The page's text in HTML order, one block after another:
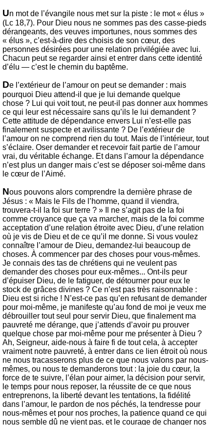
Un mot de l’évangile nous met sur la piste : le mot « élus »
(Lc 18,7). Pour Dieu nous ne sommes pas des casse-pieds
dérangeants, des veuves importunes, nous sommes des
« élus », c’est-à-dire des choisis de son cœur, des
personnes désirées pour une relation privilégiée avec lui.
Chacun peut se regarder ainsi et entrer dans cette identité
d’élu — c’est le chemin du baptême.
De l’extérieur de l’amour on peut se demander : mais
pourquoi Dieu attend-il que je lui demande quelque
chose ? Lui qui voit tout, ne peut-il pas donner aux hommes
ce qui leur est nécessaire sans qu’ils le lui demandent ?
Cette attitude de dépendance envers Lui n’est-elle pas
finalement suspecte et avilissante ? De l’extérieur de
l’amour on ne comprend rien du tout. Mais de l’intérieur, tout
s’éclaire. Oser demander et recevoir fait partie de l’amour
vrai, du véritable échange. Et dans l’amour la dépendance
n’est plus un danger mais c’est se déposer soi-même dans
le cœur de l’Aimé.
Nous pouvons alors comprendre la dernière phrase de
Jésus : « Mais le Fils de l’homme, quand il viendra,
trouvera-t-il la foi sur terre ? » Il ne s’agit pas de la foi
comme croyance que ça va marcher, mais de la foi comme
acceptation d’une relation étroite avec Dieu, d’une relation
où je vis de Dieu et de ce qu’il me donne. Si vous voulez
connaître l’amour de Dieu, demandez-lui beaucoup de
choses. À commencer par des choses pour vous-mêmes.
Je connais des tas de chrétiens qui ne veulent pas
demander des choses pour eux-mêmes... Ont-ils peur
d’épuiser Dieu, de le fatiguer, de détourner pour eux le
stock de grâces divines ? Ce n’est pas très raisonnable :
Dieu est si riche ! N’est-ce pas qu’en refusant de demander
pour moi-même, je manifeste qu’au fond de moi je veux me
débrouiller tout seul pour servir Dieu, que finalement ma
pauvreté me dérange, que j’attends d’avoir pu prouver
quelque chose par moi-même pour me présenter à Dieu ?
Ah, Seigneur, aide-nous à faire fi de tout cela, à accepter
vraiment notre pauvreté, à entrer dans ce lien étroit où nous
ne nous tracasserons plus de ce que nous valons par nous-
mêmes, ou nous te demanderons tout : la joie du cœur, la
force de te suivre, l’élan pour aimer, la décision pour servir,
le temps pour nous reposer, la réussite de ce que nous
entreprenons, la liberté devant les tentations, la fidélité
dans l’amour, le pardon de nos péchés, la tendresse pour
nous-mêmes et pour nos proches, la patience quand ce qui
nous semble dû ne vient pas, et le courage de changer nos